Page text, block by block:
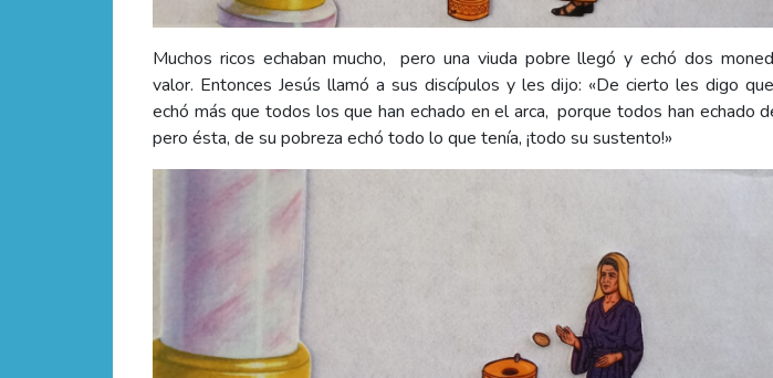
Muchos ricos echaban mucho,
pero una viuda pobre llegó y echó dos
valor. Entonces Jesús llamó a sus discípulos y les dijo: «De cierto les digo
echó más que todos los que han echado en el arca, porque todos han echado
pero ésta, de su pobreza echó todo lo que tenía, ¡todo su sustento!»